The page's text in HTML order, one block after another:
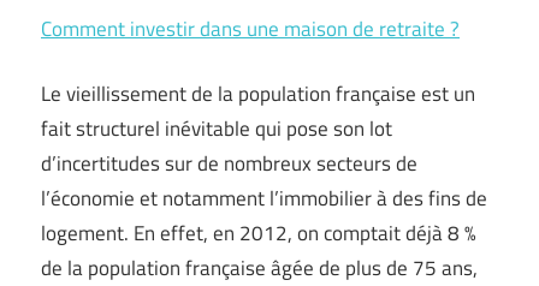
Comment investir dans une maison de retraite ?
Le vieillissement de la population française est un
fait structurel inévitable qui pose son lot
d’incertitudes sur de nombreux secteurs de
l’économie et notamment l’immobilier à des fins de
logement. En effet, en 2012, on comptait déjà 8 %
de la population française âgée de plus de 75 ans,